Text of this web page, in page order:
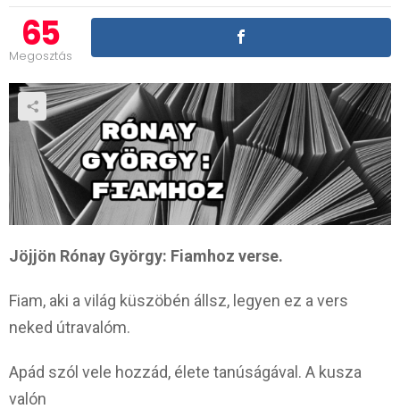
65
Megosztás
Jöjjön Rónay György: Fiamhoz verse.
Fiam, aki a világ küszöbén állsz, legyen ez a vers
neked útravalóm.
Apád szól vele hozzád, élete tanúságával. A kusza
valón